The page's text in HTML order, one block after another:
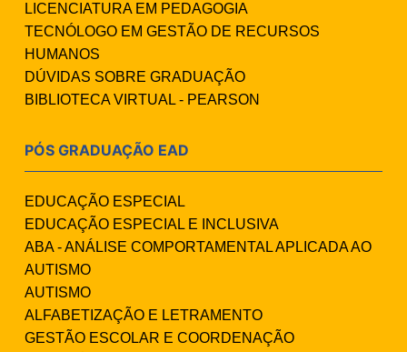
LICENCIATURA EM PEDAGOGIA
TECNÓLOGO EM GESTÃO DE RECURSOS
HUMANOS
DÚVIDAS SOBRE GRADUAÇÃO
BIBLIOTECA VIRTUAL - PEARSON
PÓS GRADUAÇÃO EAD
EDUCAÇÃO ESPECIAL
EDUCAÇÃO ESPECIAL E INCLUSIVA
ABA - ANÁLISE COMPORTAMENTAL APLICADA AO
AUTISMO
AUTISMO
ALFABETIZAÇÃO E LETRAMENTO
GESTÃO ESCOLAR E COORDENAÇÃO